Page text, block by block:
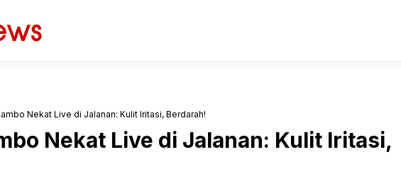
Nekat Live di Jalanan: Kulit Iritasi, Berdarah!
Nekat Live di Jalanan: Kulit Iritasi,